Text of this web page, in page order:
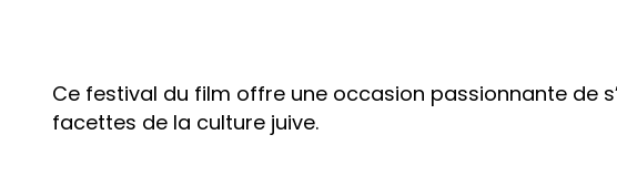
Ce festival du film offre une occasion passionnante de
facettes de la culture juive.